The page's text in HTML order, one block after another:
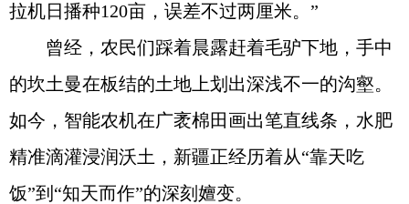
拉机日播种120亩，误差不过两厘米。”
曾经，农民们踩着晨露赶着毛驴下地，手中
的坎土曼在板结的土地上划出深浅不一的沟壑。
如今，智能农机在广袤棉田画出笔直线条，水肥
精准滴灌浸润沃土，新疆正经历着从“靠天吃
饭”到“知天而作”的深刻嬗变。